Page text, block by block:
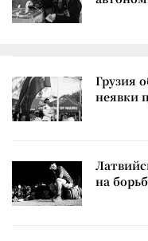
Грузия
неявки
на